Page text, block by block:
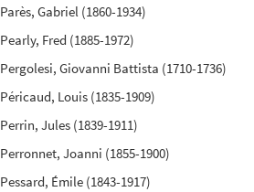
Parès, Gabriel (1860-1934)
Pearly, Fred (1885-1972)
Pergolesi, Giovanni Battista (1710-1736)
Péricaud, Louis (1835-1909)
Perrin, Jules (1839-1911)
Perronnet, Joanni (1855-1900)
Pessard, Émile (1843-1917)